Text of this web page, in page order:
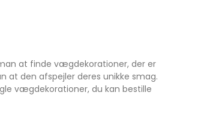
at finde vægdekorationer, der er
at den afspejler deres unikke smag.
vægdekorationer, du kan bestille